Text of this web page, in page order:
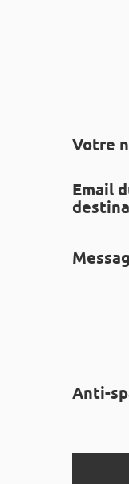
Votre
Email
Anti-